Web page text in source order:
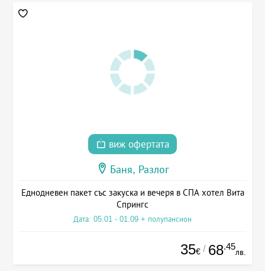
виж офертата
Баня, Разлог
Еднодневен пакет със закуска и вечеря в СПА хотел Вита
Спрингс
Дата: 05.01 - 01.09 + полупансион
35€ / 68.45
лв.